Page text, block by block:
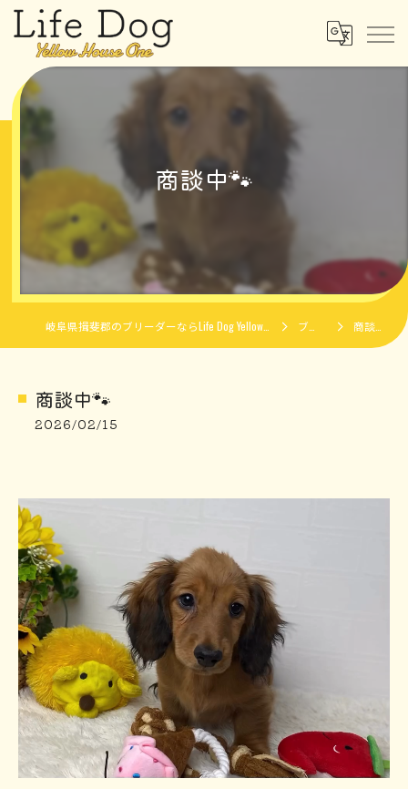
商談中🐾
ブログ 商談中🐾
商談中🐾
2026/02/15